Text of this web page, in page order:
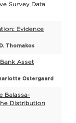
Survey Data
Evidence
Thomakos
Asset
Ostergaard
Balassa-
Distribution